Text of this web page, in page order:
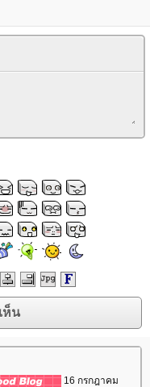
16 กรกฎาคม